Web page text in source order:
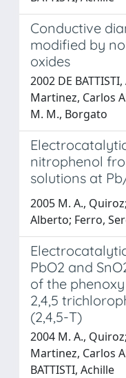
Conductive
modified by
oxides
2002 DE
Martinez, Carlos
M. M., Borgato
nitrophenol
solutions at
2005 M. A.,
Alberto; Ferro,
PbO2 and
of the
2,4,5
(2,4,5-T)
2004 M. A.,
Martinez, Carlos
BATTISTI, Achille